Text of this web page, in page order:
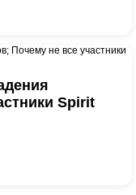
Spirit